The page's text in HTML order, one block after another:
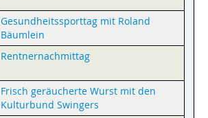
Gesundheitssporttag mit Roland
Bäumlein
Rentnernachmittag
Frisch geräucherte Wurst mit den
Kulturbund Swingers